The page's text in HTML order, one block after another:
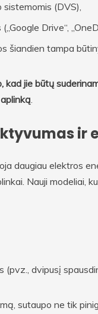
(DVS),
Drive“,
šiandien tampa
jie būtų
.
ir
daugiau elektros
Nauji modeliai,
(pvz., dvipusį
sutaupo ne tik